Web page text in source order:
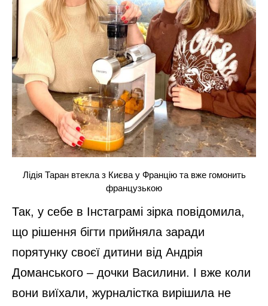
Лідія Таран втекла з Києва у Францію та вже гомонить
французькою
Так, у себе в Інстаграмі зірка повідомила,
що рішення бігти прийняла заради
порятунку своєї дитини від Андрія
Доманського – дочки Василини. І вже коли
вони виїхали, журналістка вирішила не